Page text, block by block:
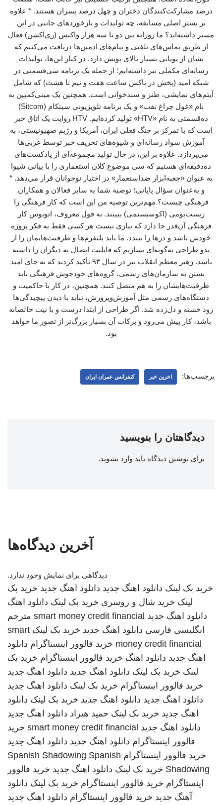
برچسب‌ها: اخرین خبر کنفرانس عمران ایران
دیدگاهتان را بنویسید
برای نوشتن دیدگاه باید وارد بشوید.
آخرین دیدگاه‌ها
دیدگاهی برای نمایش وجود ندارد.
خرید بک لینک دانلود اهنگ جدید دانلود اهنگ جدید خرید بک
لینک خرید شال و روسری خرید بک لینک دانلود اهنگ
دانلود اهنگ جدید smart money credit financial مترجم
انگلیسی فارسی دانلود اهنگ جدید خرید بک لینک smart
money credit financial خرید فالوور اینستاگرام دانلود
اهنگ جدید دانلود اهنگ خرید فالوور اینستاگرام خرید بک
لینک خرید بک لینک دانلود اهنگ جدید دانلود اهنگ جدید
خرید فالوور اینستاگرام خرید بک لینک دانلود اهنگ جدید
دانلود اهنگ جدید دانلود اهنگ جدید خرید بک لینک دانلود
اهنگ جدید خرید بک لینک حمید هیراد دانلود اهنگ جدید
دانلود اهنگ جدید smart money credit financial خرید
فالوور اینستاگرام دانلود اهنگ جدید دانلود اهنگ جدید
خرید فالوور اینستاگرام
Spanish Shadowing Spanish
Shadowing خرید بک لینک دانلود اهنگ جدید خرید فالوور
اینستاگرام خرید فالوور اینستاگرام خرید بک لینک دانلود
آهنگ جدید خرید فالوور اینستاگرام دانلود اهنگ جدید